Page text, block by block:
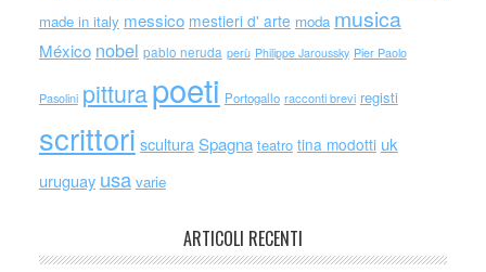
made in italy messico mestieri d' arte moda musica
México nobel pablo neruda perù Philippe Jaroussky Pier Paolo
Pasolini pitturapoeti Portogallo racconti brevi registi
scrittori scultura Spagna teatro tina modotti uk
uruguay usa varie
ARTICOLI RECENTI